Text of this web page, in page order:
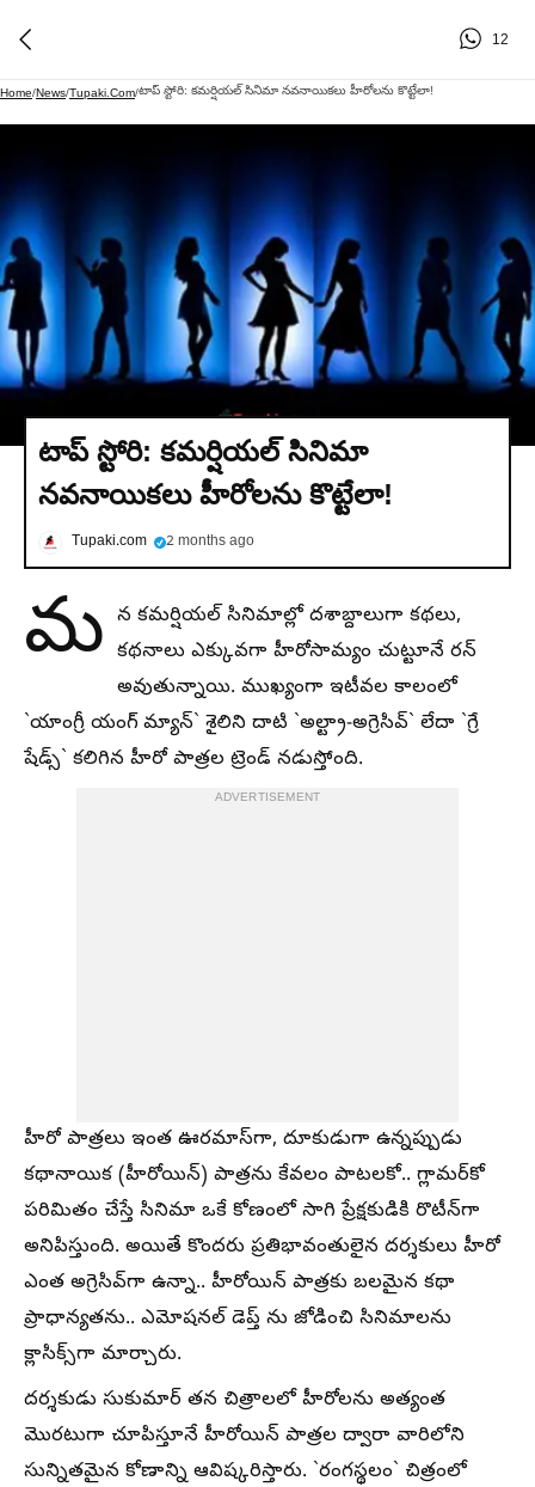
12
Home/News/Tupaki.com/టాప్ స్టోరి: కమర్షియల్ సినిమా నవనాయికలు హీరోలను కొట్టేలా!
టాప్ స్టోరి: కమర్షియల్ సినిమా
నవనాయికలు హీరోలను కొట్టేలా!
Tupaki.com 2 months ago
మ న కమర్షియల్ సినిమాల్లో దశాబ్దాలుగా కథలు,
కథనాలు ఎక్కువగా హీరోసామ్యం చుట్టూనే రన్
అవుతున్నాయి. ముఖ్యంగా ఇటీవల కాలంలో
`యాంగ్రీ యంగ్ మ్యాన్` శైలిని దాటి `అల్ట్రా-అగ్రెసివ్` లేదా `గ్రే
షేడ్స్` కలిగిన హీరో పాత్రల ట్రెండ్ నడుస్తోంది.
ADVERTISEMENT
హీరో పాత్రలు ఇంత ఊరమాస్‌గా, దూకుడుగా ఉన్నప్పుడు
కథానాయిక (హీరోయిన్) పాత్రను కేవలం పాటలకో.. గ్లామర్‌కో
పరిమితం చేస్తే సినిమా ఒకే కోణంలో సాగి ప్రేక్షకుడికి రొటీన్‌గా
అనిపిస్తుంది. అయితే కొందరు ప్రతిభావంతులైన దర్శకులు హీరో
ఎంత అగ్రెసివ్‌గా ఉన్నా.. హీరోయిన్ పాత్రకు బలమైన కథా
ప్రాధాన్యతను.. ఎమోషనల్ డెప్త్ ను జోడించి సినిమాలను
క్లాసిక్స్‌గా మార్చారు.
దర్శకుడు సుకుమార్ తన చిత్రాలలో హీరోలను అత్యంత
మొరటుగా చూపిస్తూనే హీరోయిన్ పాత్రల ద్వారా వారిలోని
సున్నితమైన కోణాన్ని ఆవిష్కరిస్తారు. `రంగస్థలం` చిత్రంలో